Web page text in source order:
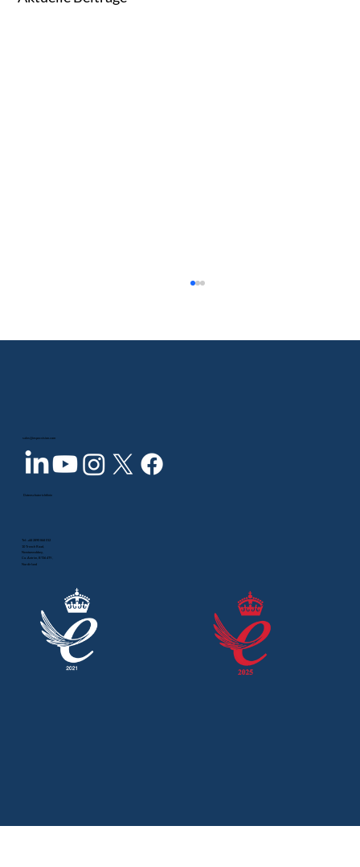
KI-gestütztes GAV-System von
sales@inspecvision.com
Tel:
+44 2890 844 012
10 Trench Road,
Newtownabbey,
Co. Antrim, BT36 4TY,
Nordirland
Datenschutzrichtlinie